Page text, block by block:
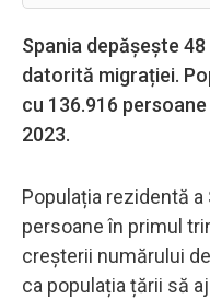
Spania depășește
datorită migrației.
cu 136.916
2023.
Populația rezidentă
persoane în primul
creșterii numărului
ca populația țării să